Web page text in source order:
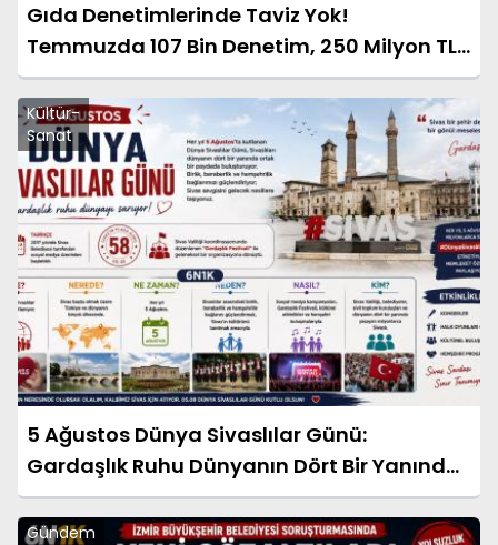
Gıda Denetimlerinde Taviz Yok!
Temmuzda 107 Bin Denetim, 250 Milyon TL
Ceza
Kültür-
Sanat
5 Ağustos Dünya Sivaslılar Günü:
Gardaşlık Ruhu Dünyanın Dört Bir Yanında
Yaşatılıyor
Gündem